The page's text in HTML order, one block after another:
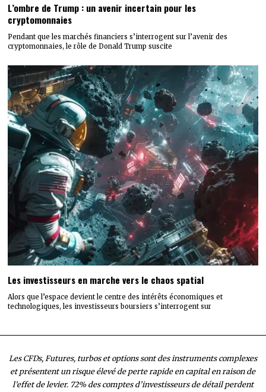
L’ombre de Trump : un avenir incertain pour les
cryptomonnaies
Pendant que les marchés financiers s’interrogent sur l’avenir des
cryptomonnaies, le rôle de Donald Trump suscite
Les investisseurs en marche vers le chaos spatial
Alors que l’espace devient le centre des intérêts économiques et
technologiques, les investisseurs boursiers s’interrogent sur
Les CFDs, Futures, turbos et options sont des instruments complexes
et présentent un risque élevé de perte rapide en capital en raison de
l’effet de levier. 72% des comptes d’investisseurs de détail perdent